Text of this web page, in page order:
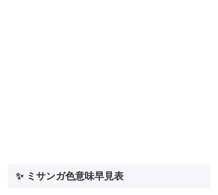
✨ ミサンガ色意味早見表